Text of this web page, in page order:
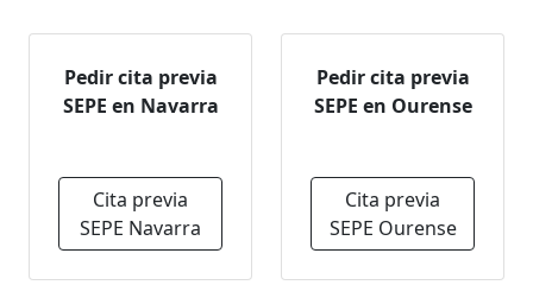
Pedir cita previa
SEPE en Navarra
Cita previa
SEPE Navarra
Pedir cita previa
SEPE en Ourense
Cita previa
SEPE Ourense